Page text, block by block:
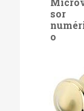
sor
o